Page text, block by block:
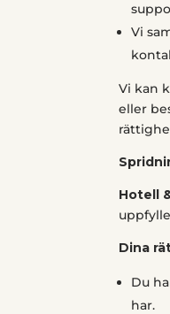
Vi
Vi kan
eller
Hotell
Dina
Du
har.